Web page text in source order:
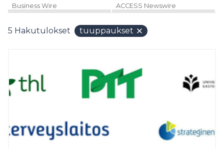
Business Wire ACCESS Newswire
5 Hakutulokset tuuppaukset